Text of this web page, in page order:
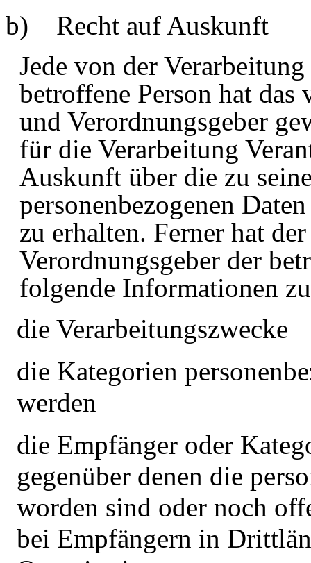
b) Recht auf Auskunft
Jede von der
betroffene Person hat
und Verordnungsgeber
für die Verarbeitung
Auskunft über die zu
personenbezogenen
zu erhalten. Ferner hat
Verordnungsgeber der
folgende Informationen
die Verarbeitungszwecke
die Kategorien
werden
die Empfänger oder
gegenüber denen die
worden sind oder noch
bei Empfängern in